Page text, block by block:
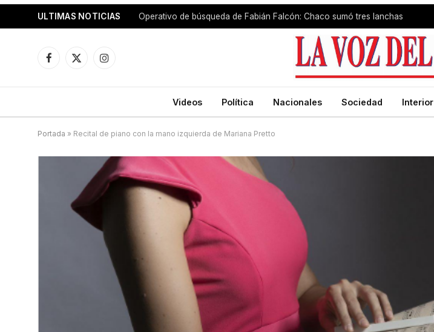
ULTIMAS NOTICIAS Operativo de búsqueda de Fabián Falcón: Chaco sumó tres lanchas
Facebook
X
Instagram
Videos Política Nacionales Sociedad Interior
Portada » Recital de piano con la mano izquierda de Mariana Pretto